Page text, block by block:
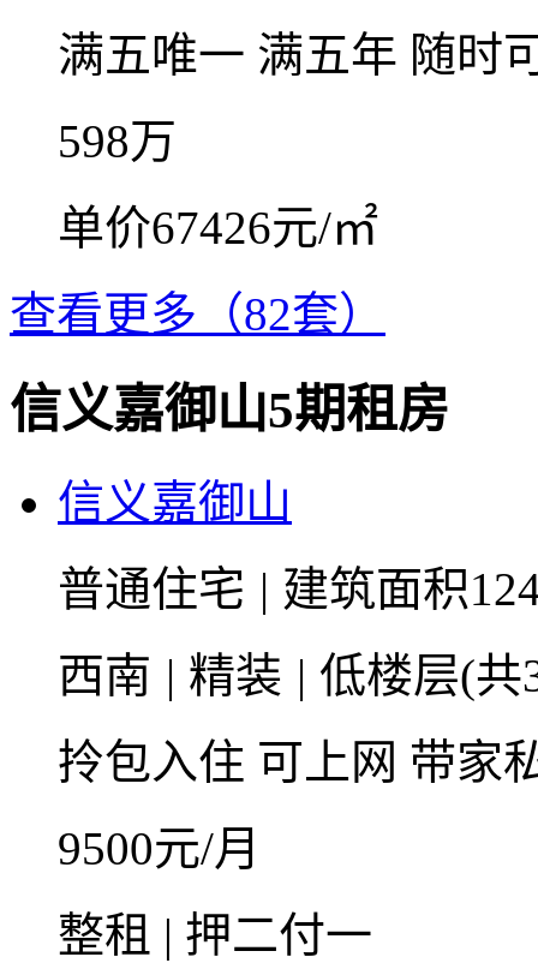
满五唯一 满五年 随时
598万
单价67426元/㎡
查看更多（82套）
信义嘉御山5期租房
信义嘉御山
普通住宅 | 建筑面积
西南 | 精装 | 低楼层(
拎包入住 可上网 带家
9500元/月
整租 | 押二付一